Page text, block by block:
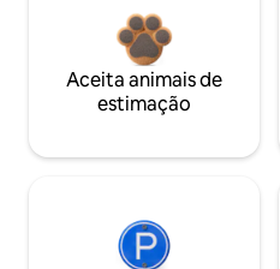
Aceita animais de
estimação